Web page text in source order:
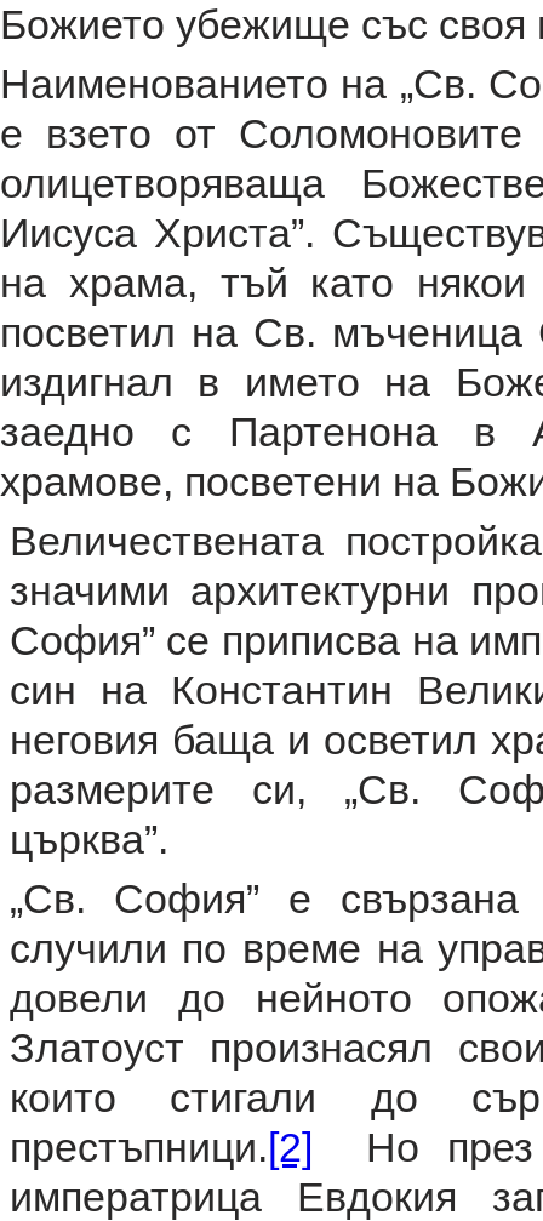
Божието убежище със своя
Наименованието на „Св.
е взето от Соломоновите
олицетворяваща
Иисуса Христа”.
на храма, тъй като
посветил на Св.
издигнал в името на
заедно с Партенона в
храмове, посветени на
Величествената
значими архитектурни
София” се приписва на
син на Константин
неговия баща и осветил
размерите си, „Св.
църква”.
„Св. София” е свързана
случили по време на
довели до нейното
Златоуст произнасял
които стигали до
престъпници.[2] Но през
императрица Евдокия